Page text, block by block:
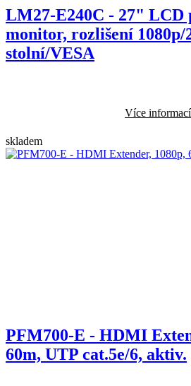
LM27-E240C - 27" LCD
monitor, rozlišení 1080p/
stolní/VESA
Více informací
skladem
PFM700-E - HDMI
60m, UTP cat.5e/6, aktiv.